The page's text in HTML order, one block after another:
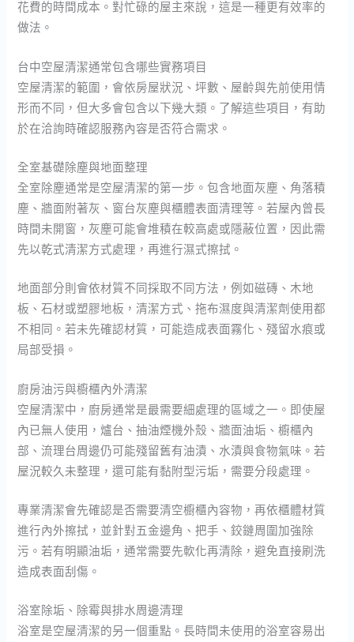
花費的時間成本。對忙碌的屋主來說，這是一種更有效率的
做法。
台中空屋清潔通常包含哪些實務項目
空屋清潔的範圍，會依房屋狀況、坪數、屋齡與先前使用情
形而不同，但大多會包含以下幾大類。了解這些項目，有助
於在洽詢時確認服務內容是否符合需求。
全室基礎除塵與地面整理
全室除塵通常是空屋清潔的第一步。包含地面灰塵、角落積
塵、牆面附著灰、窗台灰塵與櫃體表面清理等。若屋內曾長
時間未開窗，灰塵可能會堆積在較高處或隱蔽位置，因此需
先以乾式清潔方式處理，再進行濕式擦拭。
地面部分則會依材質不同採取不同方法，例如磁磚、木地
板、石材或塑膠地板，清潔方式、拖布濕度與清潔劑使用都
不相同。若未先確認材質，可能造成表面霧化、殘留水痕或
局部受損。
廚房油污與櫥櫃內外清潔
空屋清潔中，廚房通常是最需要細處理的區域之一。即使屋
內已無人使用，爐台、抽油煙機外殼、牆面油垢、櫥櫃內
部、流理台周邊仍可能殘留舊有油漬、水漬與食物氣味。若
屋況較久未整理，還可能有黏附型污垢，需要分段處理。
專業清潔會先確認是否需要清空櫥櫃內容物，再依櫃體材質
進行內外擦拭，並針對五金邊角、把手、鉸鏈周圍加強除
污。若有明顯油垢，通常需要先軟化再清除，避免直接刷洗
造成表面刮傷。
浴室除垢、除霉與排水周邊清理
浴室是空屋清潔的另一個重點。長時間未使用的浴室容易出